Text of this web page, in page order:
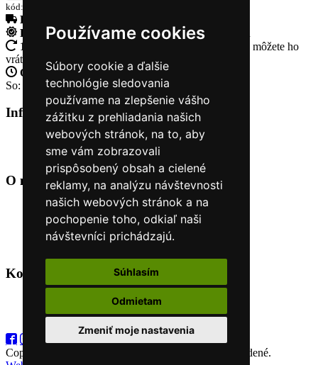
Používame cookies
Súbory cookie a ďalšie
technológie sledovania
používame na zlepšenie vášho
zážitku z prehliadania našich
webových stránok, na to, aby
sme vám zobrazovali
prispôsobený obsah a cielené
reklamy, na analýzu návštevnosti
našich webových stránok a na
pochopenie toho, odkiaľ naši
návštevníci prichádzajú.
Súhlasím
Odmietam
Zmeniť moje nastavenia
kód:SN00022
Doprava zadarmo
Rýchle dodanieTovar Vám odošleme do 24 hodín
14 Dní na vrátenie tovaru
Ak Vám tovar nesadne, môžete ho
vrátiť
Otvorené celý týždeňPo - pia: 8:30 - 16:30
So: 9:00 - 12:00
Informácie+
O nás
Kontakt
O nás +
Úvod
Obchodné podmienky
Nákup na splátky cez Quatro
Odstúpiť od zmluvy TU
Kontakt
+421 915 44 15 99
eshop@horyasport.sk
Copyright (C) 2026
. Všetky práva vyhradené.